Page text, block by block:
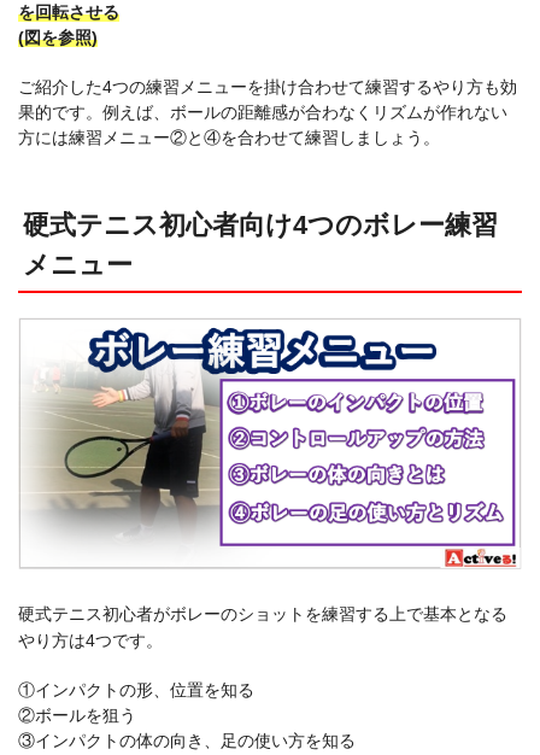
を回転させる
(図を参照)
ご紹介した4つの練習メニューを掛け合わせて練習するやり方も効
果的です。例えば、ボールの距離感が合わなくリズムが作れない
方には練習メニュー②と④を合わせて練習しましょう。
硬式テニス初心者向け4つのボレー練習
メニュー
硬式テニス初心者がボレーのショットを練習する上で基本となる
やり方は4つです。
①インパクトの形、位置を知る
②ボールを狙う
③インパクトの体の向き、足の使い方を知る